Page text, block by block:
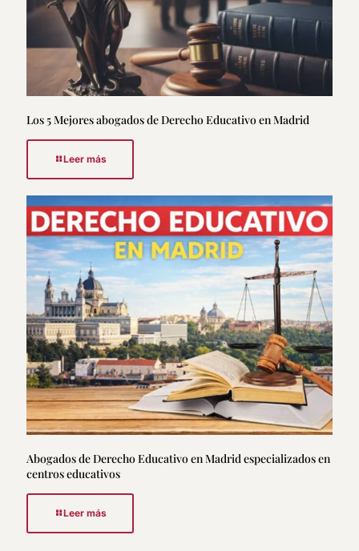
Los 5 Mejores abogados de Derecho Educativo en Madrid
Leer más
Abogados de Derecho Educativo en Madrid especializados en
centros educativos
Leer más